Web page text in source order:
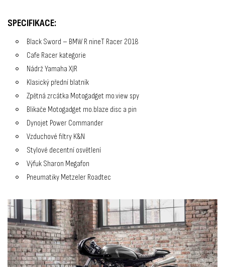
SPECIFIKACE:
Black Sword – BMW R nineT Racer 2018
Cafe Racer kategorie
Nádrž Yamaha XJR
Klasický přední blatník
Zpětná zrcátka Motogadget mo.view spy
Blikače Motogadget mo.blaze disc a pin
Dynojet Power Commander
Vzduchové filtry K&N
Stylové decentní osvětlení
Výfuk Sharon Megafon
Pneumatiky Metzeler Roadtec